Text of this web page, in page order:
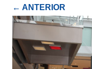
← ANTERIOR